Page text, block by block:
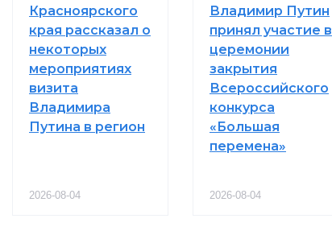
Красноярского
края рассказал о
некоторых
мероприятиях
визита
Владимира
Путина в регион
2026-08-04
Владимир Путин
принял участие в
церемонии
закрытия
Всероссийского
конкурса
«Большая
перемена»
2026-08-04